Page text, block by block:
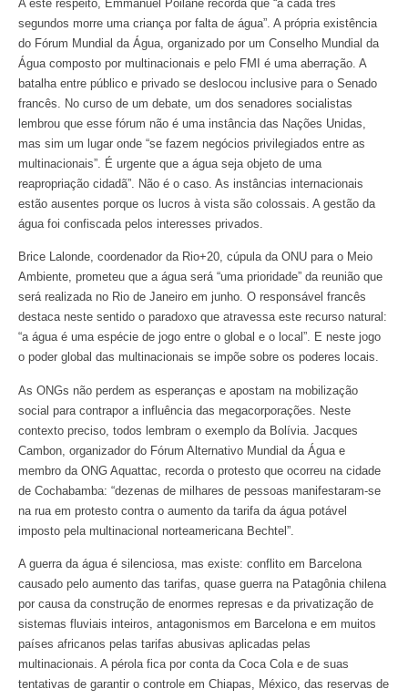
A este respeito, Emmanuel Poilane recorda que “a cada três
segundos morre uma criança por falta de água”. A própria existência
do Fórum Mundial da Água, organizado por um Conselho Mundial da
Água composto por multinacionais e pelo FMI é uma aberração. A
batalha entre público e privado se deslocou inclusive para o Senado
francês. No curso de um debate, um dos senadores socialistas
lembrou que esse fórum não é uma instância das Nações Unidas,
mas sim um lugar onde “se fazem negócios privilegiados entre as
multinacionais”. É urgente que a água seja objeto de uma
reapropriação cidadã”. Não é o caso. As instâncias internacionais
estão ausentes porque os lucros à vista são colossais. A gestão da
água foi confiscada pelos interesses privados.
Brice Lalonde, coordenador da Rio+20, cúpula da ONU para o Meio
Ambiente, prometeu que a água será “uma prioridade” da reunião que
será realizada no Rio de Janeiro em junho. O responsável francês
destaca neste sentido o paradoxo que atravessa este recurso natural:
“a água é uma espécie de jogo entre o global e o local”. E neste jogo
o poder global das multinacionais se impõe sobre os poderes locais.
As ONGs não perdem as esperanças e apostam na mobilização
social para contrapor a influência das megacorporações. Neste
contexto preciso, todos lembram o exemplo da Bolívia. Jacques
Cambon, organizador do Fórum Alternativo Mundial da Água e
membro da ONG Aquattac, recorda o protesto que ocorreu na cidade
de Cochabamba: “dezenas de milhares de pessoas manifestaram-se
na rua em protesto contra o aumento da tarifa da água potável
imposto pela multinacional norteamericana Bechtel”.
A guerra da água é silenciosa, mas existe: conflito em Barcelona
causado pelo aumento das tarifas, quase guerra na Patagônia chilena
por causa da construção de enormes represas e da privatização de
sistemas fluviais inteiros, antagonismos em Barcelona e em muitos
países africanos pelas tarifas abusivas aplicadas pelas
multinacionais. A pérola fica por conta da Coca Cola e de suas
tentativas de garantir o controle em Chiapas, México, das reservas de